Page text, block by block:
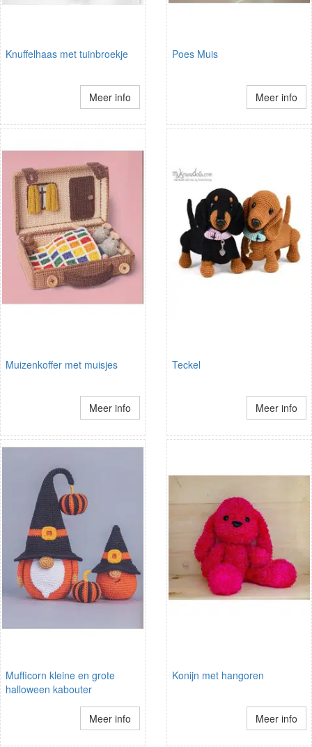
Knuffelhaas met tuinbroekje
Meer info
Poes Muis
Meer info
Muizenkoffer met muisjes
Meer info
Teckel
Meer info
Mufficorn kleine en grote
halloween kabouter
Meer info
Konijn met hangoren
Meer info